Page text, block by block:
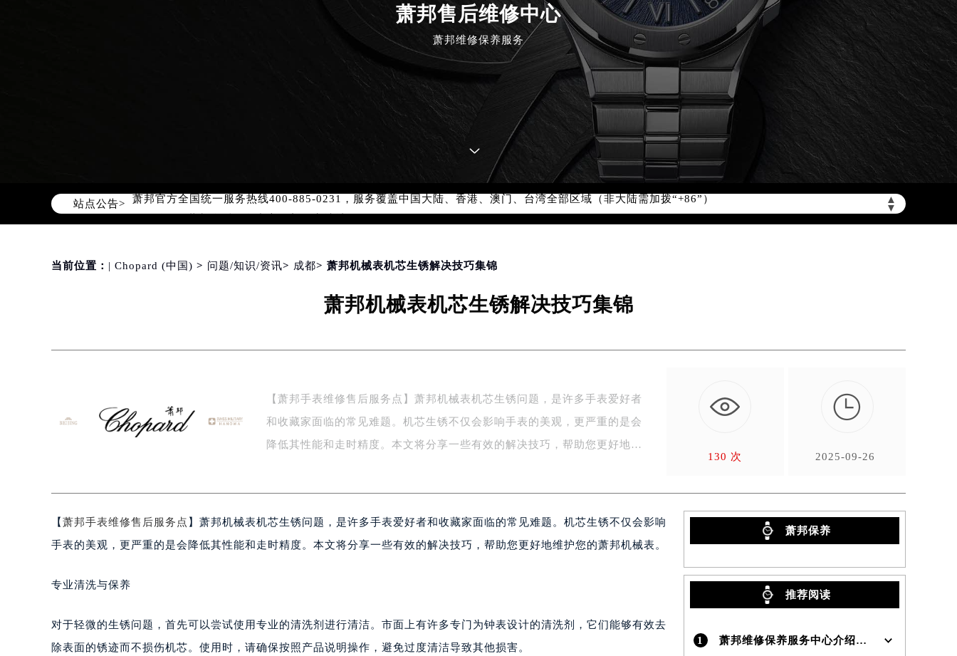
萧邦售后维修中心
萧邦维修保养服务
站点公告> ▲
▼
2026年8月萧邦中国区售后服务网络优化升级公告
萧邦官方全国统一服务热线400-885-0231，服务覆盖中国大陆、香港、澳门、台湾全部区域（非大陆需加拨“+86”）
2026年8月萧邦售后服务中心最新网点地址：
北京市朝阳区建国门外大街甲6号华熙国际中心写字楼D座11层1102室（北京总部）（需提前预约）
天津市和平区赤峰道136号天津国际金融中心写字楼26层2603室（需提前预约）
上海市黄浦区南京东路299号宏伊国际广场写字楼8层806室（需提前预约）
盐城市盐都区世纪大道5号盐城金融城写字楼1号楼16层1604室（需提前预约）
泰州市海陵区永定东路399号置地商务中心东塔写字楼（华润万象城）17层1706室（需提前预约）
宁波市江北区大闸南路500号来福士广场办公楼20层2009室（需提前预约）
嘉兴市南湖区广益路705号嘉兴世界贸易中心写字楼A座13层1304室（需提前预约）
南昌市红谷滩新区红谷中大道998号绿地双子塔（中央广场）A1座办公楼14层07室（需提前预约）
深圳市罗湖区深南东路5001号华润大厦写字楼17层1701室（需提前预约）
惠州市惠城区江北文昌一路7号华贸大厦写字楼1座30层05室（需提前预约）
当前位置： | Chopard (中国) > 问题/知识/资讯> 成都> 萧邦机械表机芯生锈解决技巧集锦
萧邦机械表机芯生锈解决技巧集锦
【萧邦手表维修售后服务点】萧邦机械表机芯生锈问题，是许多手表爱好者
和收藏家面临的常见难题。机芯生锈不仅会影响手表的美观，更严重的是会
降低其性能和走时精度。本文将分享一些有效的解决技巧，帮助您更好地
130 次

2025-09-26
【萧邦手表维修售后服务点 】萧邦机械表机芯生锈问题，是许多手表爱好者和收藏家面临的常见难题。机芯生锈不仅会影响
手表的美观，更严重的是会降低其性能和走时精度。本文将分享一些有效的解决技巧，帮助您更好地维护您的萧邦机械表。
专业清洗与保养
对于轻微的生锈问题，首先可以尝试使用专业的清洗剂进行清洁。市面上有许多专门为钟表设计的清洗剂，它们能够有效去
除表面的锈迹而不损伤机芯。使用时，请确保按照产品说明操作，避免过度清洁导致其他损害。
萧邦保养
推荐阅读
1 萧邦维修保养服务中心介绍 | Chopard